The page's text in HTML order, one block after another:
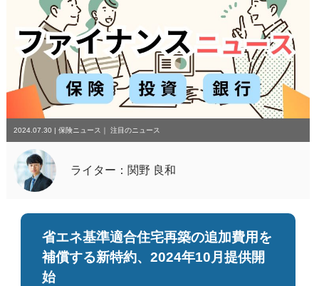
2024.07.30 | 保険ニュース ｜ 注目のニュース
ライター：関野 良和
省エネ基準適合住宅再築の追加費用を
補償する新特約、2024年10月提供開
始